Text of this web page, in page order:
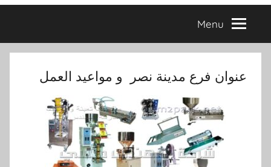
وتغليف في
التي
Menu
عنوان فرع مدينة نصر و مواعيد العمل